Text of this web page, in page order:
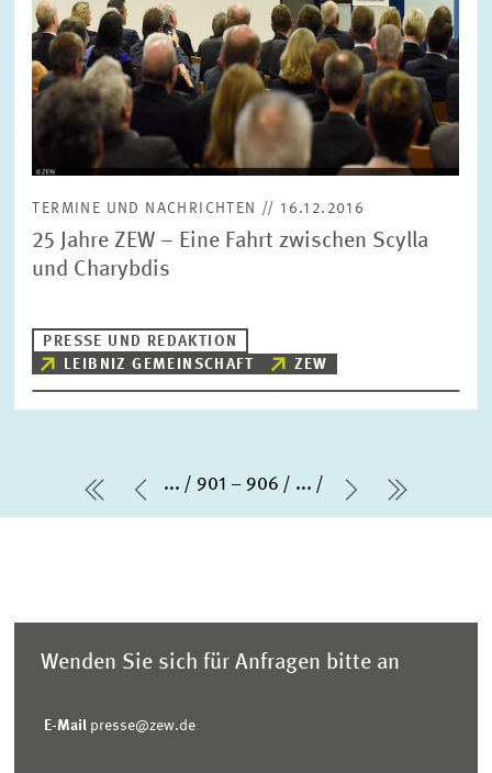
TERMINE UND NACHRICHTEN // 16.12.2016
25 Jahre ZEW – Eine Fahrt zwischen Scylla
und Charybdis
PRESSE UND REDAKTION
LEIBNIZ GEMEINSCHAFT
ZEW
erste Seite
Vorherige Seite
... 901 – 906 ...
Nächste
letzte
Wenden Sie sich für Anfragen bitte an
E-Mail presse@zew.de